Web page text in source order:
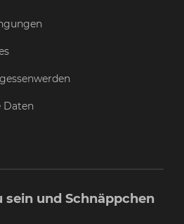
Daten
sein und Schnäppchen